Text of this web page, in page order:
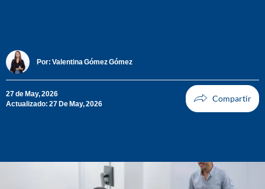
Por: Valentina Gómez Gómez
27 de May, 2026
Actualizado: 27 De May, 2026